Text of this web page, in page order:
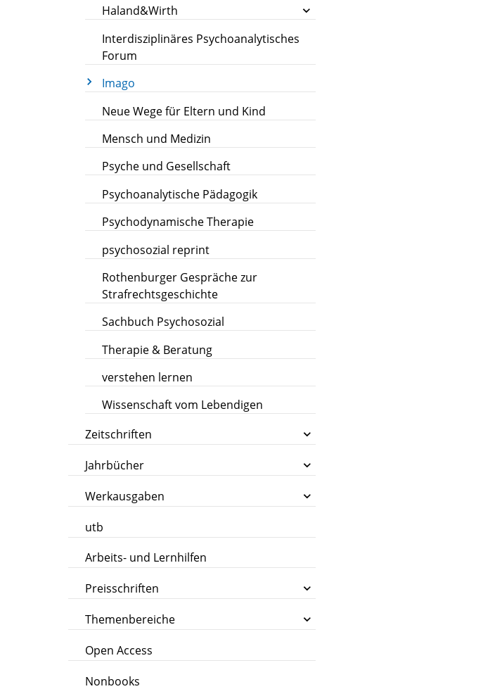
Haland&Wirth
Interdisziplinäres Psychoanalytisches
Forum
Imago
Neue Wege für Eltern und Kind
Mensch und Medizin
Psyche und Gesellschaft
Psychoanalytische Pädagogik
Psychodynamische Therapie
psychosozial reprint
Rothenburger Gespräche zur
Strafrechtsgeschichte
Sachbuch Psychosozial
Therapie & Beratung
verstehen lernen
Wissenschaft vom Lebendigen
Zeitschriften
Jahrbücher
Werkausgaben
utb
Arbeits- und Lernhilfen
Preisschriften
Themenbereiche
Open Access
Nonbooks